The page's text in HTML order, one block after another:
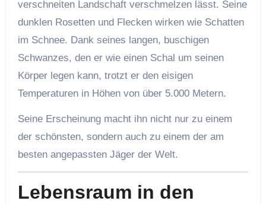
verschneiten Landschaft verschmelzen lässt. Seine
dunklen Rosetten und Flecken wirken wie Schatten
im Schnee. Dank seines langen, buschigen
Schwanzes, den er wie einen Schal um seinen
Körper legen kann, trotzt er den eisigen
Temperaturen in Höhen von über 5.000 Metern.
Seine Erscheinung macht ihn nicht nur zu einem
der schönsten, sondern auch zu einem der am
besten angepassten Jäger der Welt.
Lebensraum in den